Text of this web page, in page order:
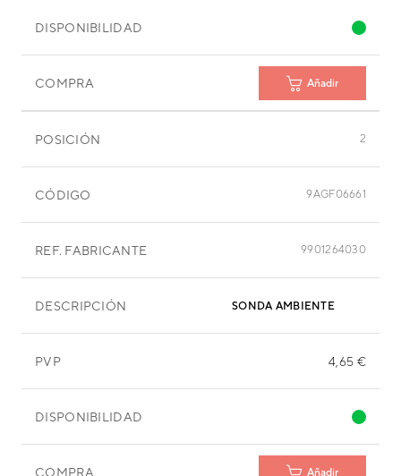
DISPONIBILIDAD
COMPRA Añadir
POSICIÓN 2
CÓDIGO 9AGF06661
REF. FABRICANTE 9901264030
DESCRIPCIÓN SONDA AMBIENTE
PVP 4,65 €
DISPONIBILIDAD
COMPRA Añadir